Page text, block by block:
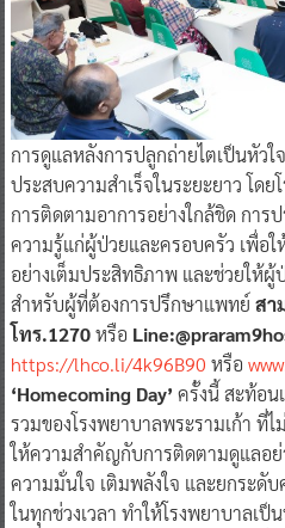
การดูแลหลังการปลูกถ่ายไตเป็นหัว
ประสบความสำเร็จในระยะยาว โด
การติดตามอาการอย่างใกล้ชิด การ
ความรู้แก่ผู้ป่วยและครอบครัว เพื่อใ
อย่างเต็มประสิทธิภาพ และช่วยให้
สำหรับผู้ที่ต้องการปรึกษาแพทย์ สา
โทร.1270หรือ
https://lhco.li/4k96B90 หรือ
‘Homecoming Day’ ครั้งนี้ สะท้อน
รวมของโรงพยาบาลพระรามเก้า ที่
ให้ความสำคัญกับการติดตามดูแลอย่
ความมั่นใจ เติมพลังใจ และยกระ
ในทุกช่วงเวลา ทำให้โรงพยาบาลเป็